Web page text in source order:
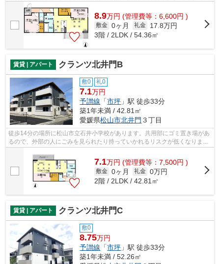
井門Ａ」。ファミリー向けのポイント...
8.9万円 (管理費等：6,600円 )
敷金 0ヶ月 礼金
17.8万円
3階 / 2LDK / 54.36㎡
賃貸 | アパート クランツ北井門B
敷0 礼0
7.1万円
予讃線 「市坪 」駅 徒歩33分
築1年未満 / 42.81㎡
愛媛県松山市北井門 ３丁目
徒歩14分の場所に松山市立石井小学校があります。共用部にゴミ置き場があ
るので、外部の人にごみを見られたり持っていかれるリスクが低くなりま
7.1万円 (管理費等：7,500円 )
敷金 0ヶ月 礼金 0万円
2階 / 2LDK / 42.81㎡
賃貸 | アパート クランツ北井門C
敷0
8.75万円
予讃線 「市坪 」駅 徒歩33分
築1年未満 / 52.26㎡